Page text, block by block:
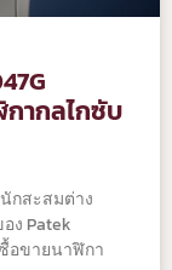
ากลไกซับ
กสะสมต่าง
ง Patek
อขายนาฬิกา